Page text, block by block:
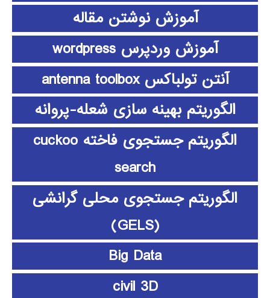
آموزش نوشتن مقاله
آموزش وردپرس wordpress
آنتن تولباکس antenna toolbox
الگوریتم بهینه سازی شعله-پروانه
الگوریتم جستجوی فاخته cuckoo
search
الگوریتم جستجوی محلی گرانشی
(GELS)
Big Data
civil 3D